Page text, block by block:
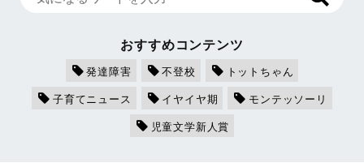
おすすめコンテンツ
発達障害 不登校
トットちゃん
子育てニュース
イヤイヤ期
モンテッソーリ
児童文学新人賞